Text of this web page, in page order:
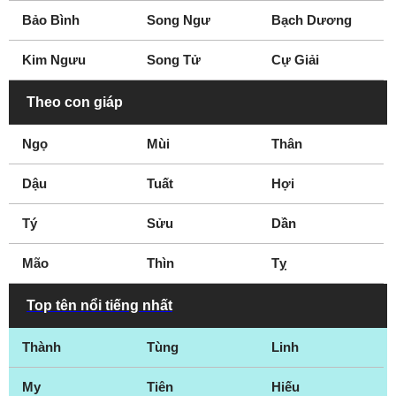
Frimley
Fulham
Gateshead
Gloucester
Gloucestershire
Grantham
Gravesend
Hertfordshire
Hillingdon
Ipswich
Keighley
Kent
Bảo Bình Song Ngư Bạch Dương
Kim Ngưu Song Tử Cự Giải
Theo con giáp
Ngọ Mùi Thân
Dậu Tuất Hợi
Tý Sửu Dần
Mão Thìn Tỵ
Top tên nổi tiếng nhất
Thành Tùng Linh
My Tiên Hiếu